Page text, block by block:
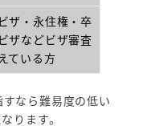
ザ・永住権・卒
ザなどビザ審査
ている方
なら難易度の低い
ります。